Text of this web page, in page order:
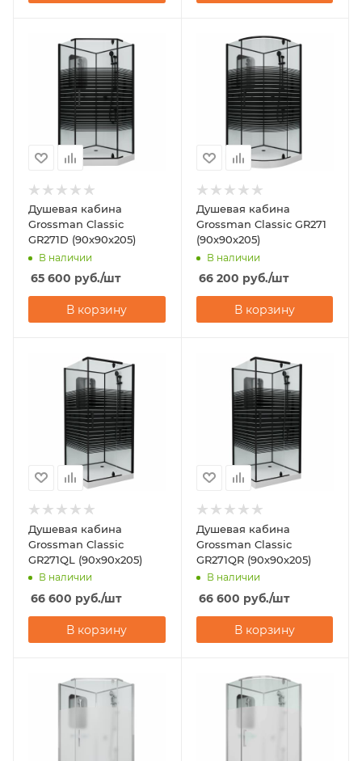
Душевая кабина
Grossman Classic
GR271D (90х90х205)
В наличии
65 600 руб./шт
В корзину
Душевая кабина
Grossman Classic GR271
(90х90х205)
В наличии
66 200 руб./шт
В корзину
Душевая кабина
Grossman Classic
GR271QL (90х90х205)
В наличии
66 600 руб./шт
В корзину
Душевая кабина
Grossman Classic
GR271QR (90х90х205)
В наличии
66 600 руб./шт
В корзину